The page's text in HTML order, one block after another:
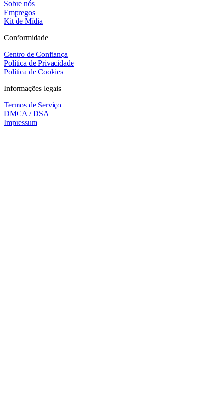
Sobre nós
Empregos
Kit de Mídia
Conformidade
Centro de Confiança
Política de Privacidade
Política de Cookies
Informações legais
Termos de Serviço
DMCA / DSA
Impressum